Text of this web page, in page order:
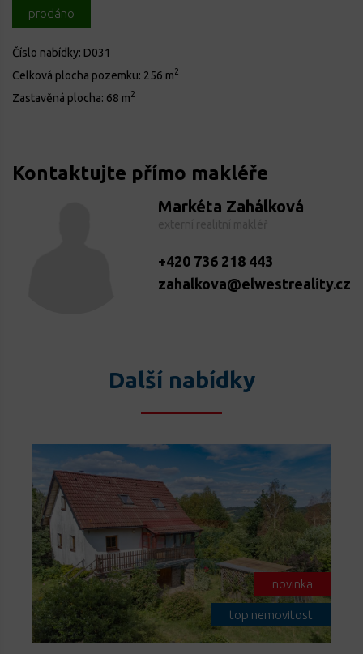
prodáno
Číslo nabídky: D031
Celková plocha pozemku: 256 m2
Zastavěná plocha: 68 m2
Kontaktujte přímo makléře
Markéta Zahálková
+420 736 218 443
zahalkova@elwestreality.cz
Další nabídky
novinka
top nemovitost